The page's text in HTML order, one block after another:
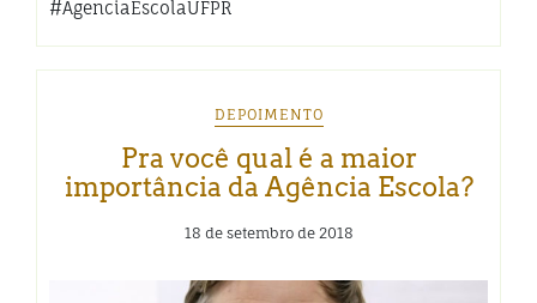
#AgenciaEscolaUFPR
DEPOIMENTO
Pra você qual é a maior
importância da Agência Escola?
18 de setembro de 2018